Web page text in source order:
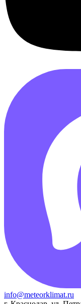
info@meteorklimat.ru